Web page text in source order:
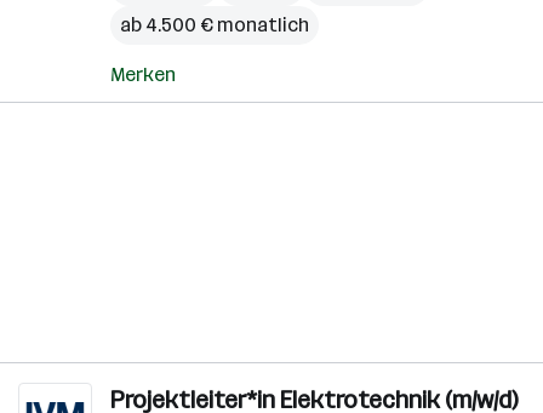
ab 4.500 € monatlich
Merken
Projektleiter*in Elektrotechnik (m/w/d)